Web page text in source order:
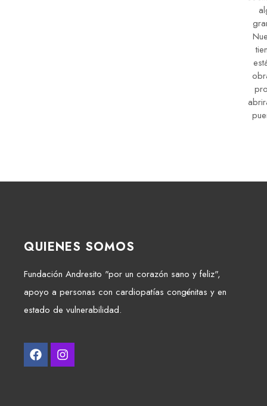
QUIENES SOMOS
Fundación Andresito "por un corazón sano y feliz",
apoyo a personas con cardiopatías congénitas y en
estado de vulnerabilidad.